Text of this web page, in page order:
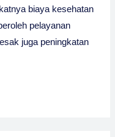
biaya kesehatan
pelayanan
juga peningkatan